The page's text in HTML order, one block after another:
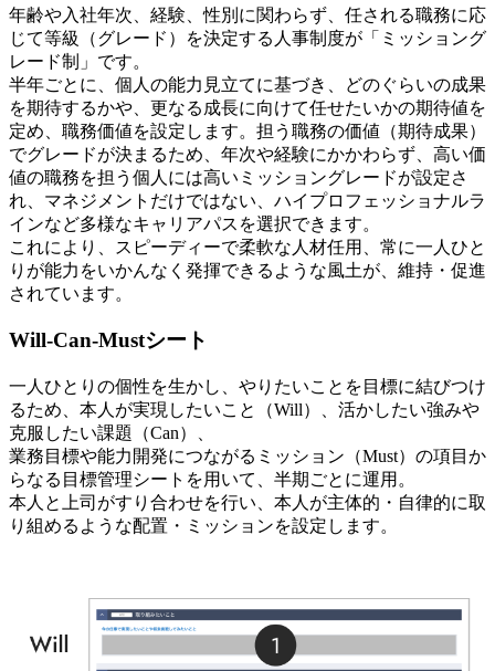
年齢や入社年次、経験、性別に関わらず、任される職務に応
じて等級（グレード）を決定する人事制度が「ミッショング
レード制」です。
半年ごとに、個人の能力見立てに基づき、どのぐらいの成果
を期待するかや、更なる成長に向けて任せたいかの期待値を
定め、職務価値を設定します。担う職務の価値（期待成果）
でグレードが決まるため、年次や経験にかかわらず、高い価
値の職務を担う個人には高いミッショングレードが設定さ
れ、マネジメントだけではない、ハイプロフェッショナルラ
インなど多様なキャリアパスを選択できます。
これにより、スピーディーで柔軟な人材任用、常に一人ひと
りが能力をいかんなく発揮できるような風土が、維持・促進
されています。
Will-Can-Mustシート
一人ひとりの個性を生かし、やりたいことを目標に結びつけ
るため、本人が実現したいこと（Will）、活かしたい強みや
克服したい課題（Can）、
業務目標や能力開発につながるミッション（Must）の項目か
らなる目標管理シートを用いて、半期ごとに運用。
本人と上司がすり合わせを行い、本人が主体的・自律的に取
り組めるような配置・ミッションを設定します。